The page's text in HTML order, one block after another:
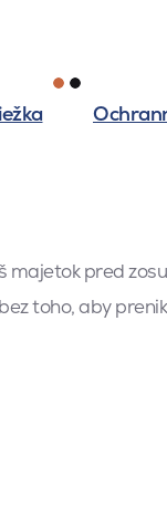
pred
toho, aby